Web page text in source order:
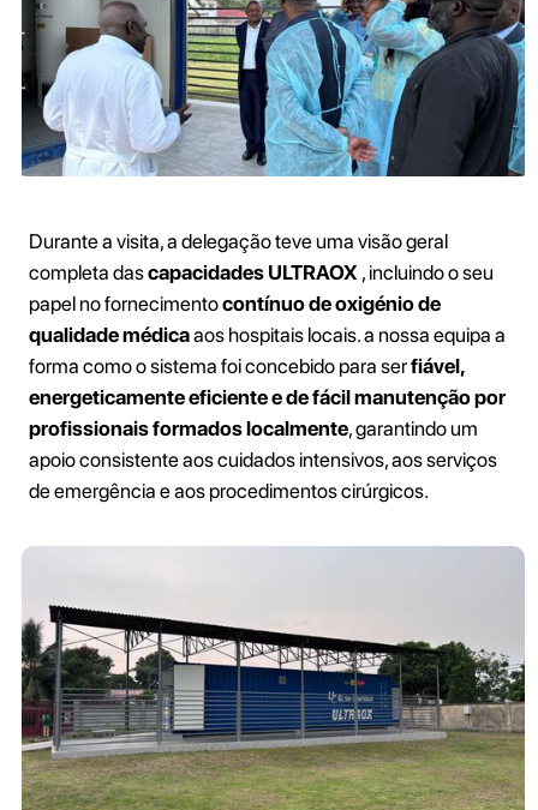
Durante a visita, a delegação teve uma visão geral
completa dascapacidades ULTRAOX , incluindo o seu
papel no fornecimentocontínuo de oxigénio de
qualidade médicaaos hospitais locais. a nossa equipa a
forma como o sistema foi concebido para serfiável,
energeticamente eficiente e de fácil manutenção por
profissionais formados localmente, garantindo um
apoio consistente aos cuidados intensivos, aos serviços
de emergência e aos procedimentos cirúrgicos.